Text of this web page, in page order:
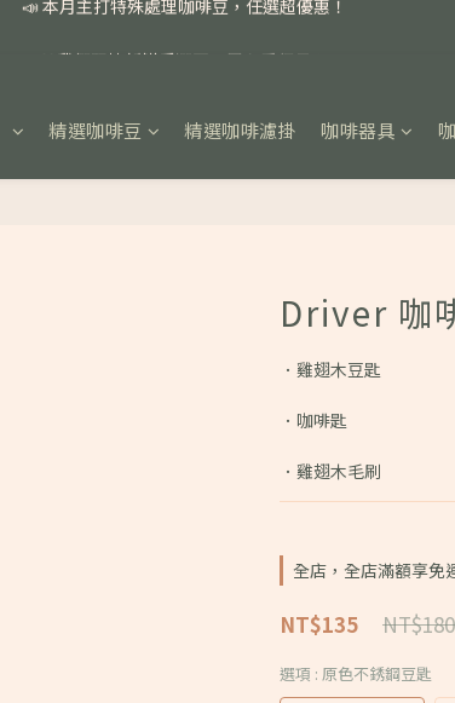
📣 本月主打特殊處理咖啡豆，任選超優惠！
精選咖啡豆 精選咖啡濾掛 咖啡器具
Driver 咖
．雞翅木豆匙
．咖啡匙
．雞翅木毛刷
全店，全店滿額享免
NT$180
NT$135
選項 : 原色不銹鋼豆匙